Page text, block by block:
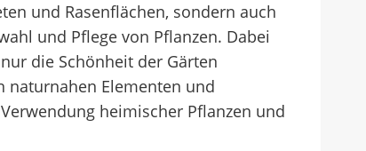
und Rasenflächen, sondern auch
und Pflege von Pflanzen. Dabei
die Schönheit der Gärten
naturnahen Elementen und
heimischer Pflanzen und